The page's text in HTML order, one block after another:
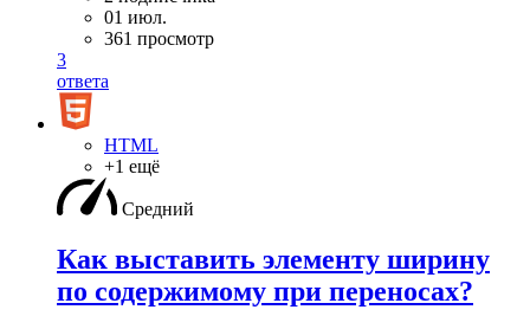
01 июл.
361 просмотр
3
ответа
HTML
+1 ещё
Средний
Как выставить элементу ширину
по содержимому при переносах?